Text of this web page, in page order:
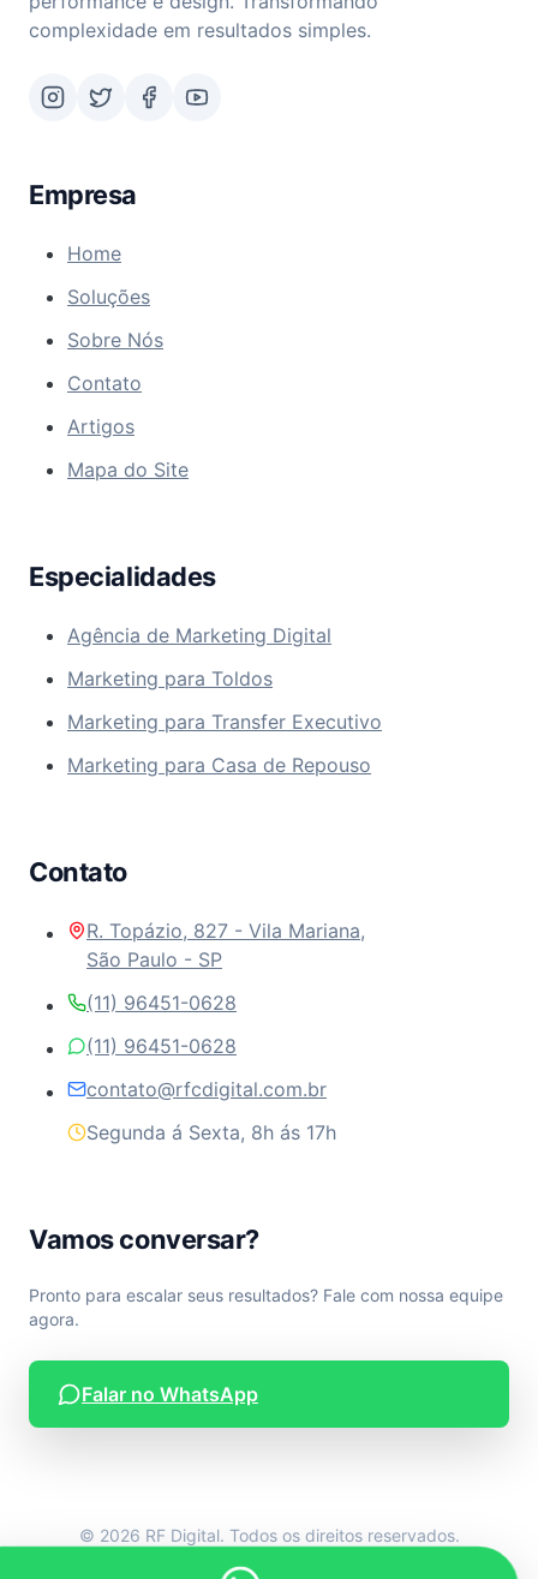
complexidade em resultados simples.
Empresa
Home
Soluções
Sobre Nós
Contato
Artigos
Mapa do Site
Especialidades
Agência de Marketing Digital
Marketing para Toldos
Marketing para Transfer Executivo
Marketing para Casa de Repouso
Contato
R. Topázio, 827 - Vila Mariana,
São Paulo - SP
(11) 96451-0628
(11) 96451-0628
contato@rfcdigital.com.br
Segunda á Sexta, 8h ás 17h
Vamos conversar?
Pronto para escalar seus resultados? Fale com nossa equipe
agora.
Falar no WhatsApp
© 2026 RF Digital. Todos os direitos reservados.